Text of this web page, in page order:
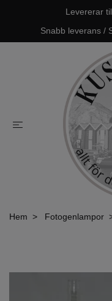
Levererar
Snabb leverans /
Hem Fotogenlampor